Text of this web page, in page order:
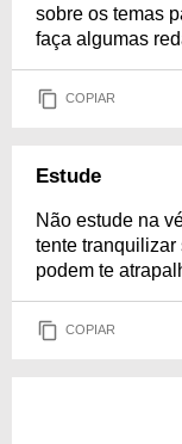
sobre os temas
faça algumas
COPIAR
Estude
Não estude na
tente tranquilizar
podem te
COPIAR